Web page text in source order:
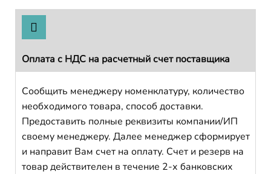
Оплата с НДС на расчетный счет поставщика
Сообщить менеджеру номенклатуру, количество
необходимого товара, способ доставки.
Предоставить полные реквизиты компании/ИП
своему менеджеру. Далее менеджер сформирует
и направит Вам счет на оплату. Счет и резерв на
товар действителен в течение 2-х банковских